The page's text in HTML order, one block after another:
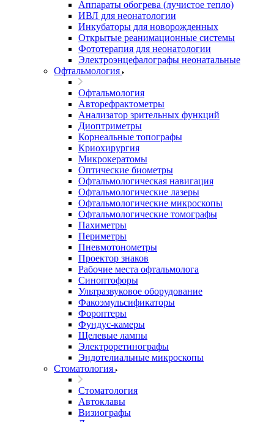
Аппараты обогрева (лучистое тепло)
ИВЛ для неонатологии
Инкубаторы для новорожденных
Открытые реанимационные системы
Фототерапия для неонатологии
Электроэнцефалографы неонатальные
Офтальмология
Офтальмология
Авторефрактометры
Анализатор зрительных функций
Диоптриметры
Корнеальные топографы
Криохирургия
Микрокератомы
Оптические биометры
Офтальмологическая навигация
Офтальмологические лазеры
Офтальмологические микроскопы
Офтальмологические томографы
Пахиметры
Периметры
Пневмотонометры
Проектор знаков
Рабочие места офтальмолога
Синоптофоры
Ультразвуковое оборудование
Факоэмульсификаторы
Фороптеры
Фундус-камеры
Щелевые лампы
Электроретинографы
Эндотелиальные микроскопы
Стоматология
Стоматология
Автоклавы
Визиографы